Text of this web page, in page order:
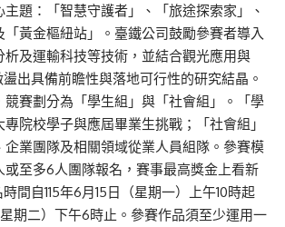
題：「智慧守護者」、「旅途探索家」、
「黃金樞紐站」。臺鐵公司鼓勵參賽者導入
析及運輸科技等技術，並結合觀光應用與
出具備前瞻性與落地可行性的研究結晶。
競賽劃分為「學生組」與「社會組」。「學
院校學子與應屆畢業生挑戰；「社會組」
企業團隊及相關領域從業人員組隊。參賽模
或至多6人團隊報名，賽事最高獎金上看新
間自115年6月15日（星期一）上午10時起
星期二）下午6時止。參賽作品須至少運用一